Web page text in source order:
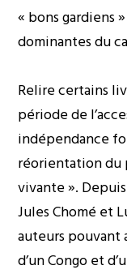
« bons gardiens
dominantes du
Relire certains
période de
indépendance
réorientation du
vivante ».
Jules Chomé et
auteurs
d’un Congo et